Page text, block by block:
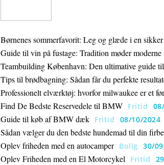
Børnenes sommerfavorit: Leg og glæde i en
Guide til vin på fustage: Tradition møder
Teambuilding København: Den ultimative guide
Tips til brødbagning: Sådan får du perfekte
Professionelt elværktøj: hvorfor milwaukee er et
Find De Bedste Reservedele til BMW Fritid
Guide til køb af BMW dæk Fritid 08/10/2024
Sådan vælger du den bedste hundemad til din
Oplev friheden med en autocamper Bolig 30/
Oplev Friheden med en El Motorcykel Fritid